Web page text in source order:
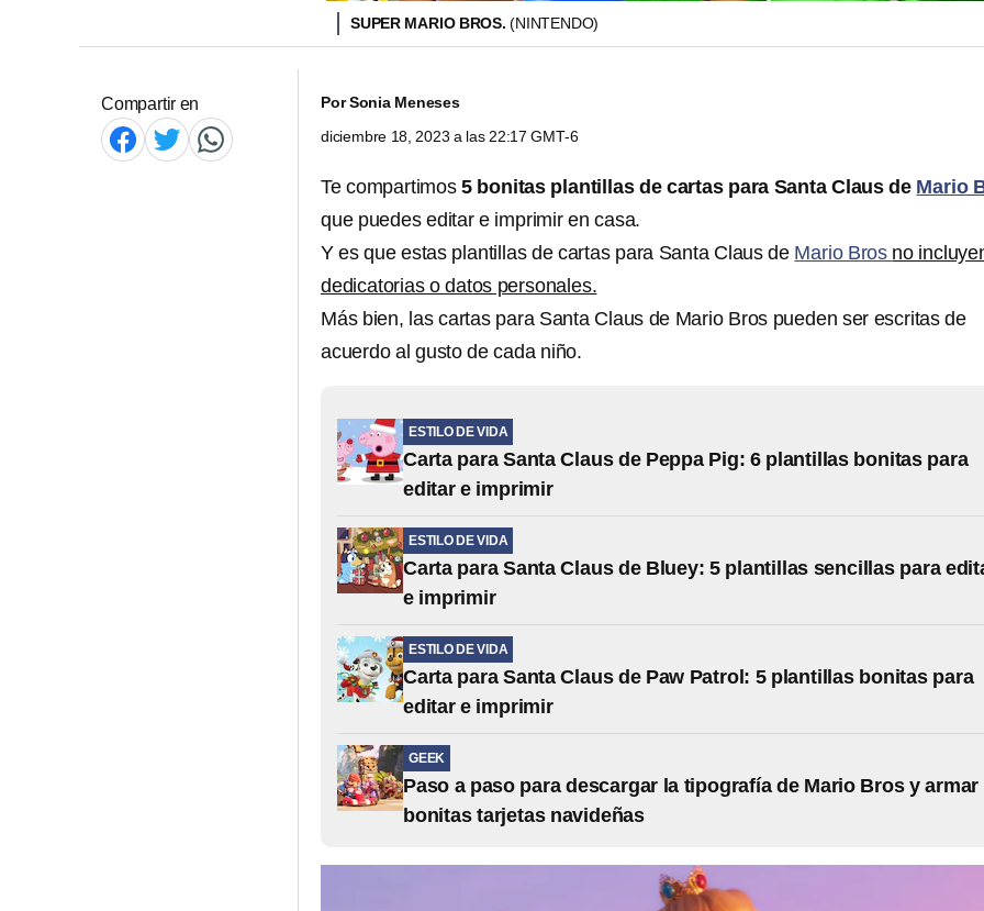
SUPER MARIO BROS.(NINTENDO)
Compartir en PorSonia Meneses
diciembre 18, 2023 a las 22:17 GMT-6
Te compartimos5 bonitas plantillas de cartas para Santa Claus de Mario
que puedes editar e imprimir en casa.
Y es que estas plantillas de cartas para Santa Claus de Mario Bros no
dedicatorias o datos personales.
Más bien, las cartas para Santa Claus de Mario Bros pueden ser escritas de
acuerdo al gusto de cada niño.
ESTILO DE VIDA
Carta para Santa Claus de Peppa Pig: 6 plantillas bonitas para
editar e imprimir
ESTILO DE VIDA
Carta para Santa Claus de Bluey: 5 plantillas sencillas para
e imprimir
ESTILO DE VIDA
Carta para Santa Claus de Paw Patrol: 5 plantillas bonitas para
editar e imprimir
GEEK
Paso a paso para descargar la tipografía de Mario Bros y armar
bonitas tarjetas navideñas